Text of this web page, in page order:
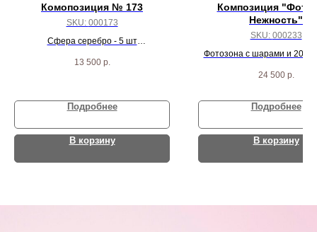
Комопозиция № 173
SKU: 000173
Сфера серебро - 5 шт
13 500 р.
Подробнее
В корзину
Композиция
Нежность"
SKU: 000233
Фотозона с шарами и 20
24 500 р.
Подробнее
В корзину